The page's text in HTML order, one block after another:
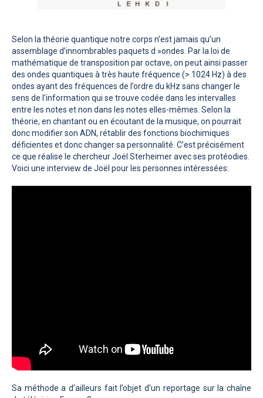
Selon la théorie quantique notre corps n’est jamais qu’un
assemblage d’innombrables paquets d »ondes. Par la loi de
mathématique de transposition par octave, on peut ainsi passer
des ondes quantiques à très haute fréquence (> 1024 Hz) à des
ondes ayant des fréquences de l’ordre du kHz sans changer le
sens de l’information qui se trouve codée dans les intervalles
entre les notes et non dans les notes elles-mêmes. Selon la
théorie, en chantant ou en écoutant de la musique, on pourrait
donc modifier son ADN, rétablir des fonctions biochimiques
déficientes et donc changer sa personnalité. C’est précisément
ce que réalise le chercheur Joël Sterheimer avec ses protéodies.
Voici une interview de Joël pour les personnes intéressées:
Sa méthode a d’ailleurs fait l’objet d’un reportage sur la chaîne